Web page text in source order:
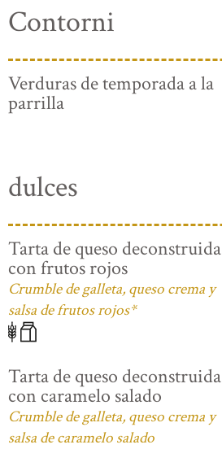
Contorni
Verduras de temporada a la
parrilla
dulces
Tarta de queso deconstruida
con frutos rojos
Crumble de galleta, queso crema y
salsa de frutos rojos*
Tarta de queso deconstruida
con caramelo salado
Crumble de galleta, queso crema y
salsa de caramelo salado